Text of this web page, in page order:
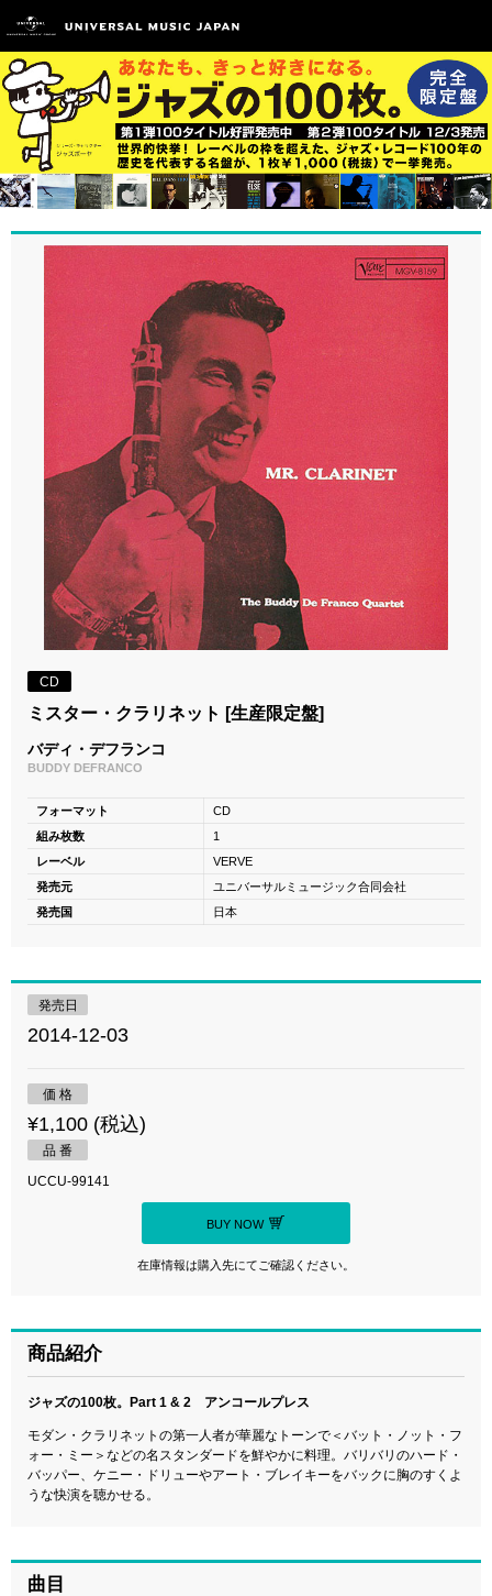
CD
ミスター・クラリネット [生産限定盤]
バディ・デフランコ
BUDDY DEFRANCO
フォーマット
CD
組み枚数
1
レーベル
VERVE
発売元
ユニバーサルミュージック合同会社
発売国
日本
発売日
2014-12-03
価 格
¥1,100 (税込)
品 番
UCCU-99141
BUY NOW
在庫情報は購入先にてご確認ください。
商品紹介
ジャズの100枚。Part 1 & 2 アンコールプレス
モダン・クラリネットの第一人者が華麗なトーンで＜バット・ノット・フ
ォー・ミー＞などの名スタンダードを鮮やかに料理。バリバリのハード・
バッパー、ケニー・ドリューやアート・ブレイキーをバックに胸のすくよ
うな快演を聴かせる。
曲目